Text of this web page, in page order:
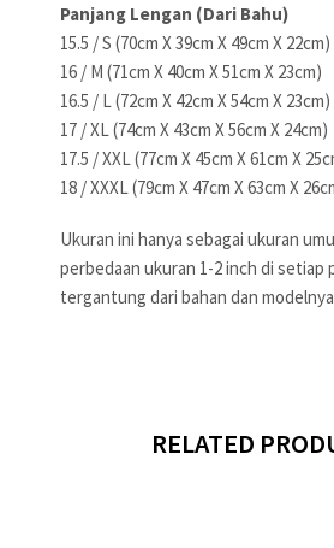
Panjang Lengan (Dari Bahu)
15.5 / S (70cm X 39cm X 49cm X 22cm)
16 / M (71cm X 40cm X 51cm X 23cm)
16.5 / L (72cm X 42cm X 54cm X 23cm)
17 / XL (74cm X 43cm X 56cm X 24cm)
17.5 / XXL (77cm X 45cm X 61cm X
18 / XXXL (79cm X 47cm X 63cm X
Ukuran ini hanya sebagai ukuran
perbedaan ukuran 1-2 inch di setiap
tergantung dari bahan dan
RELATED